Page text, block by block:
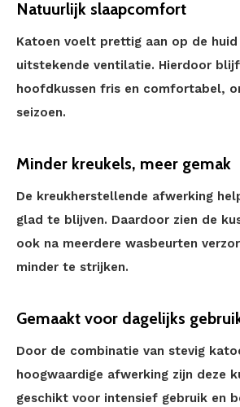
Natuurlijk slaapcomfort
Katoen voelt prettig aan op de
uitstekende ventilatie. Hierdoor
hoofdkussen fris en comfortabel,
seizoen.
Minder kreukels, meer gemak
De kreukherstellende afwerking
glad te blijven. Daardoor zien de
ook na meerdere wasbeurten
minder te strijken.
Gemaakt voor dagelijks
Door de combinatie van stevig
hoogwaardige afwerking zijn deze
geschikt voor intensief gebruik en